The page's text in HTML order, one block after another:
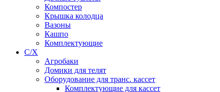
Компостер
Крышка колодца
Вазоны
Кашпо
Комплектующие
С/Х
Агробаки
Домики для телят
Оборудование для транс. кассет
Комплектующие для кассет